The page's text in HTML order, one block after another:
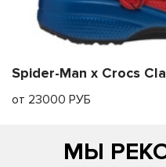
Spider-Man x Crocs
от 23000 РУБ
МЫ